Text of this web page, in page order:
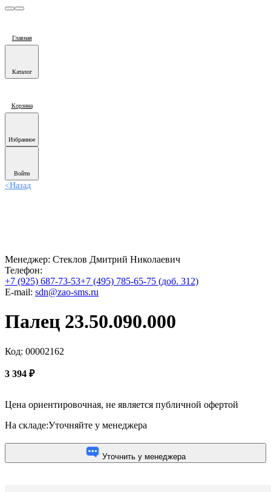
Главная
Каталог
Корзина
Избранное
Войти
<Назад
Менеджер: Стеклов Дмитрий Николаевич
Телефон:
+7 (925) 687-73-53+7 (495) 785-65-75 (доб. 312)
E-mail: sdn@zao-sms.ru
Палец 23.50.090.000
Код: 00002162
3 394 ₽
Цена ориентировочная, не является публичной офертой
На складе:Уточняйте у менеджера
Уточнить у менеджера